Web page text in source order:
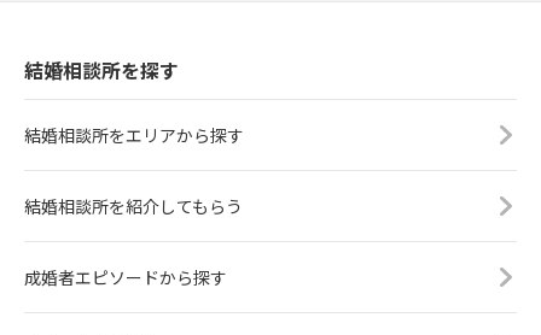
結婚相談所を探す
結婚相談所をエリアから探す
結婚相談所を紹介してもらう
成婚者エピソードから探す